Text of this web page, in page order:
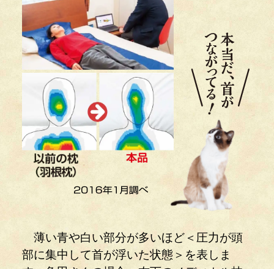
薄い青や白い部分が多いほど＜圧力が頭
部に集中して首が浮いた状態＞を表しま